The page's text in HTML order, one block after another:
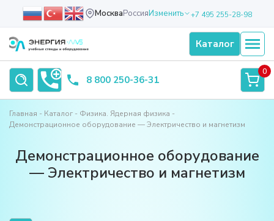
МоскваРоссияИзменить +7 495 255-28-98
Каталог
8 800 250-36-31
0
Главная Каталог
Физика. Ядерная физика
Демонстрационное оборудование — Электричество и магнетизм
Демонстрационное оборудование
— Электричество и магнетизм